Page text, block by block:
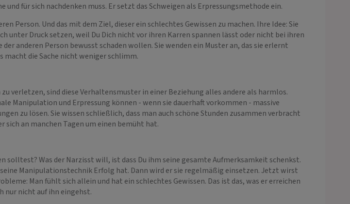
für sich nachdenken muss. Er setzt das Schweigen als Erpressungsmethode ein.
Person. Und das mit dem Ziel, dieser ein schlechtes Gewissen zu machen. Ihre Idee: Sie
unter Druck setzen, weil Du Dich nicht vor ihren Karren spannen lässt oder nicht bei ihren
anderen Person bewusst schaden wollen. Sie wenden ein Muster an, das sie erlernt
macht die Sache nicht weniger schlimm.
verletzen, sind diese Verhaltensmuster in einer Beziehung alles andere als harmlos.
Manipulation und Erpressung können - wenn sie dauerhaft vorkommen - massive
zu lösen. Sie wissen schließlich, dass man auch schöne Stunden zusammen verbracht
sich an manchen Tagen um einen bemüht hat.
solltest? Was der Narzisst will, ist dass Du ihm seine gesamte Aufmerksamkeit schenkst.
Manipulationstechnik Erfolg hat. Dann wird er sie regelmäßig einsetzen. Jetzt wirst
Man fühlt sich allein und hat ein schlechtes Gewissen. Das ist das, was er erreichen
nur nicht auf ihn eingehst.